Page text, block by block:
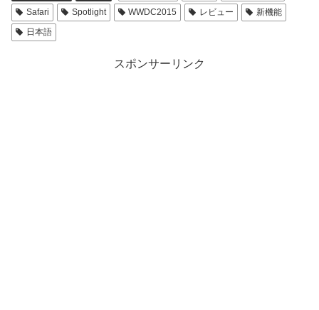
Safari
Spotlight WWDC2015 レビュー
新機能
日本語
スポンサーリンク